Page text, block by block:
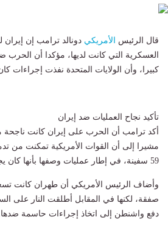
قال الرئيس الأمريكي دونالد ترامب إن إيران
العسكرية التي كانت لديها، مؤكدا أن
كبيرا، وأن الولايات المتحدة نفذت إجراءات
تأكيد نجاح العمليات ضد إيران
أكد ترامب أن الحرب على إيران كانت ناجحة
مشيرا إلى أن القوات الأمريكية تمكنت من
59 سفينة، في إطار عمليات وصفها بأنها كان يجب تنفيذها منذ 47 عاما.
وأضاف الرئيس الأمريكي أن طهران كانت
صفقة، لكنها في المقابل أطلقت النار على
دفع واشنطن إلى اتخاذ إجراءات حاسمة